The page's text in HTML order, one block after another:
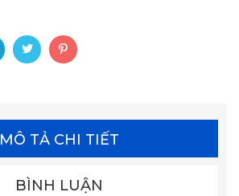
MÔ TẢ CHI TIẾT
BÌNH LUẬN